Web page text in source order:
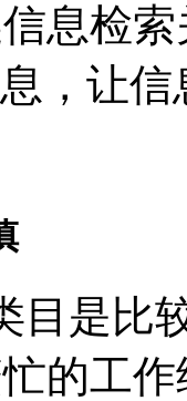
息检
，让
目是比
的工